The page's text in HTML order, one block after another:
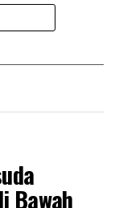
hari Ahad,
Bawah